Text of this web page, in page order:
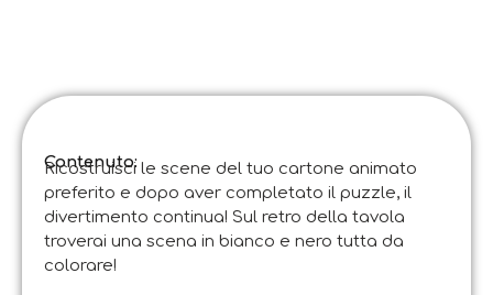
Contenuto:
Ricostruisci le scene del tuo cartone animato
preferito e dopo aver completato il puzzle, il
divertimento continua! Sul retro della tavola
troverai una scena in bianco e nero tutta da
colorare!